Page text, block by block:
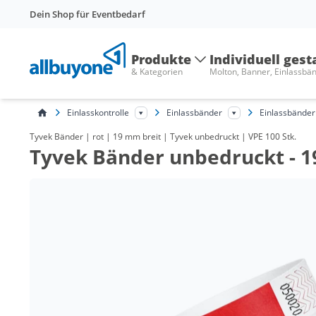
Dein Shop für Eventbedarf
Produkte
& Kategorien
Individuell
Molton, Banner,
Einlasskontrolle Einlassbänder
Tyvek Bänder | rot | 19 mm breit | Tyvek unbedruckt | VPE 100 Stk.
Tyvek Bänder unbedruckt -